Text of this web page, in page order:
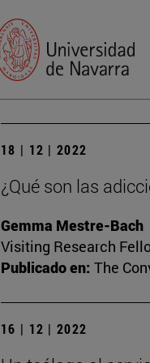
18 | 12 | 2022
¿Qué son las
Gemma Mestre-Bach
Visiting Research
Publicado en: The
16 | 12 | 2022